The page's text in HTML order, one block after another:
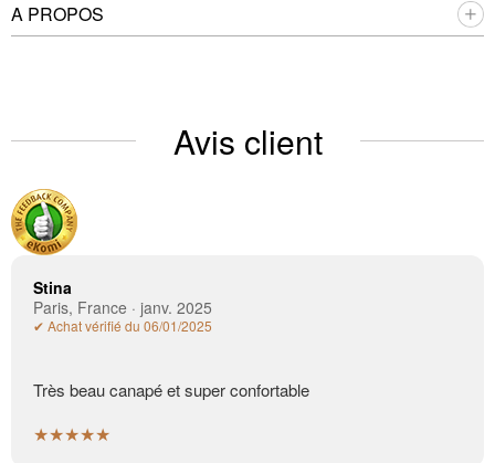
A PROPOS
Avis client
Stina
Paris, France · janv. 2025
✔ Achat vérifié du 06/01/2025
Très beau canapé et super confortable
★★★★★